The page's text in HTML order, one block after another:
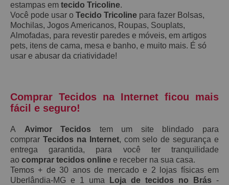
estampas em tecido Tricoline.
Você pode usar o Tecido Tricoline para fazer Bolsas,
Mochilas, Jogos Americanos, Roupas, Souplats,
Almofadas, para revestir paredes e móveis, em artigos
pets, itens de cama, mesa e banho, e muito mais. É só
usar e abusar da criatividade!
Comprar Tecidos na Internet ficou mais
fácil e seguro!
A Avimor Tecidos tem um site blindado para
comprar Tecidos na Internet, com selo de segurança e
entrega garantida, para você ter tranquilidade
ao comprar tecidos online e receber na sua casa.
Temos + de 30 anos de mercado e 2 lojas físicas em
Uberlândia-MG e 1 uma
Loja de tecidos no Brás -